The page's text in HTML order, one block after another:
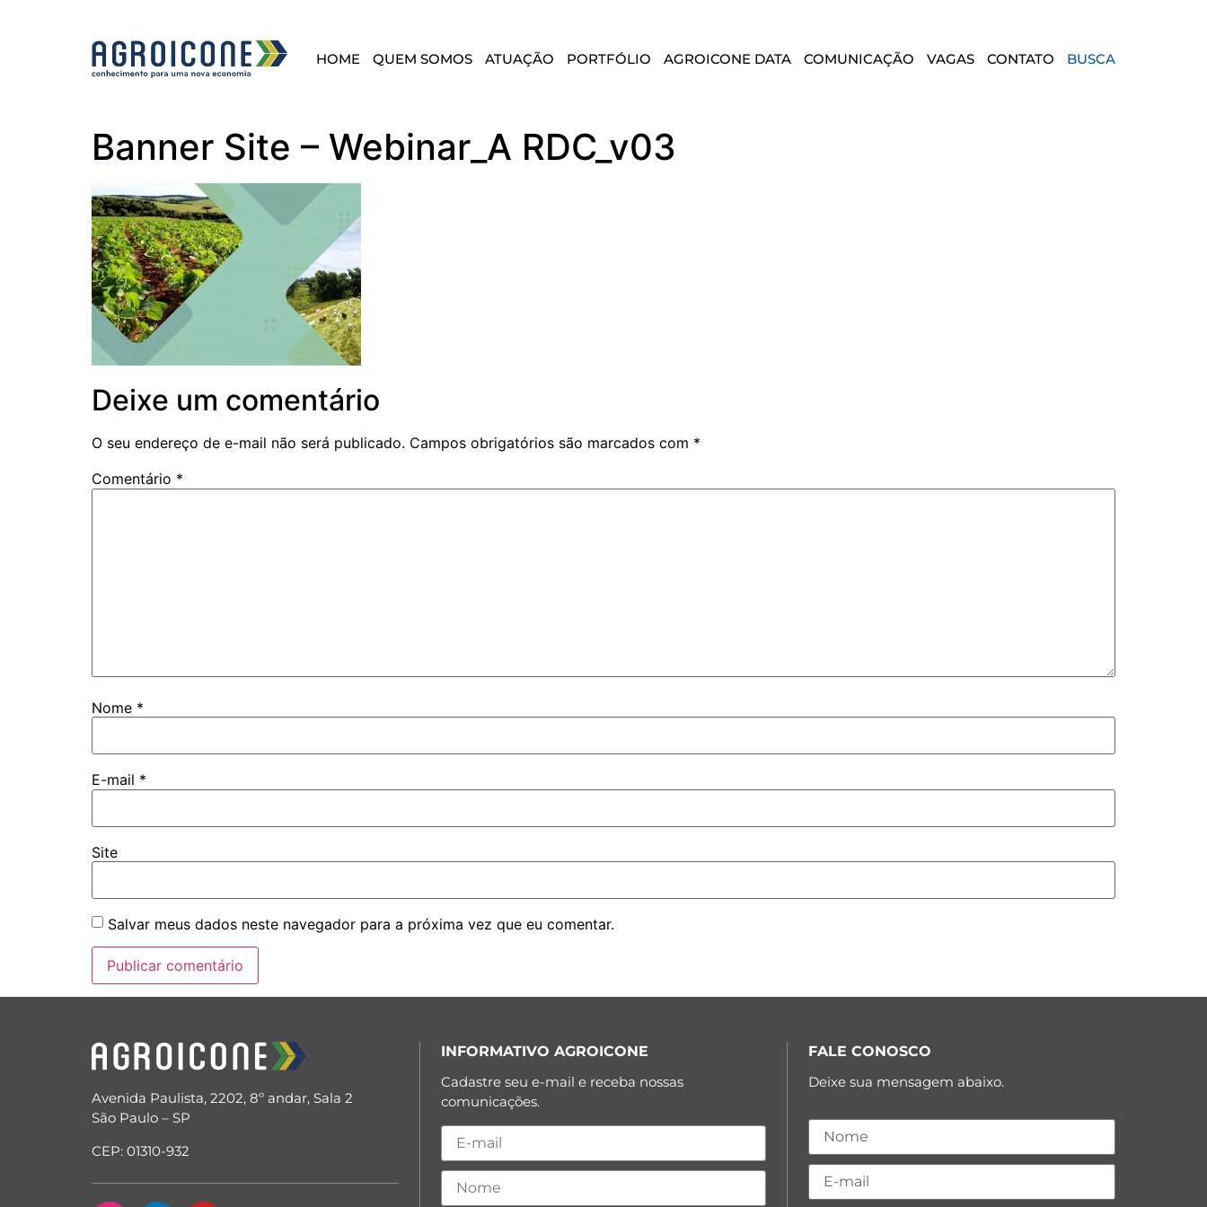
HOME QUEM SOMOS ATUAÇÃO PORTFÓLIO AGROICONE DATA COMUNICAÇÃO VAGAS CONTATO BUSCA
Banner Site – Webinar_A RDC_v03
Deixe um comentário
O seu endereço de e-mail não será publicado. Campos obrigatórios são marcados com *
Comentário *
Nome *
E-mail *
Site
Salvar meus dados neste navegador para a próxima vez que eu comentar.
Avenida Paulista, 2202, 8º andar, Sala 2
São Paulo – SP
CEP: 01310-932
INFORMATIVO AGROICONE
Cadastre seu e-mail e receba nossas
comunicações.
FALE CONOSCO
Deixe sua mensagem abaixo.